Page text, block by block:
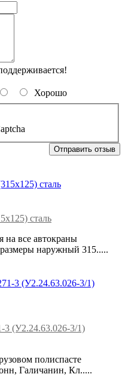
Хорошо
Отправить отзыв
сталь
на все автокраны
наружный 315.....
3 (У2.24.63.026-3/1)
полиспасте
Галичанин, Кл.....